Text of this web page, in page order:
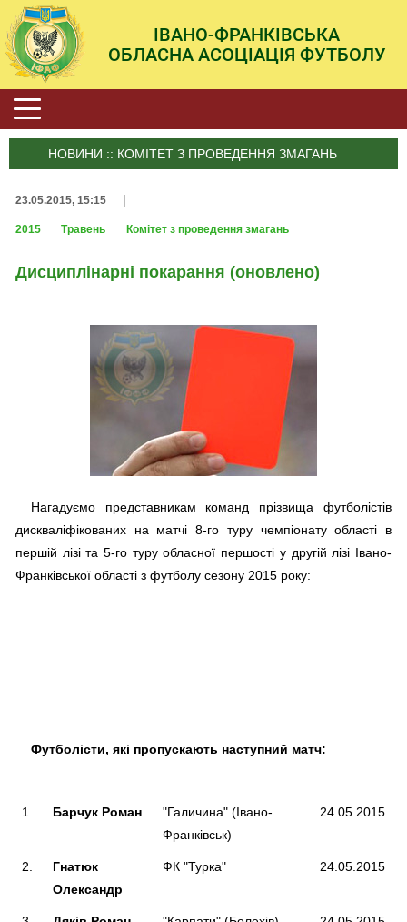
ІВАНО-ФРАНКІВСЬКА
ОБЛАСНА АСОЦІАЦІЯ ФУТБОЛУ
НОВИНИ :: КОМІТЕТ З ПРОВЕДЕННЯ ЗМАГАНЬ
23.05.2015, 15:15 |
2015 Травень Комітет з проведення змагань
Дисциплінарні покарання (оновлено)
Нагадуємо представникам команд прізвища футболістів
дискваліфіко­ваних на матчі 8-го туру чемпіонату області в
першій лізі та 5-го туру обласної першості у другій лізі Івано-
Франківської області з футболу сезону 2015 року:
Футболісти, які пропускають наступний матч:
1. Барчук Роман
"Галичина" (Івано-
Франківськ)
24.05.2015
2.
Гнатюк
Олександр
ФК "Турка" 24.05.2015